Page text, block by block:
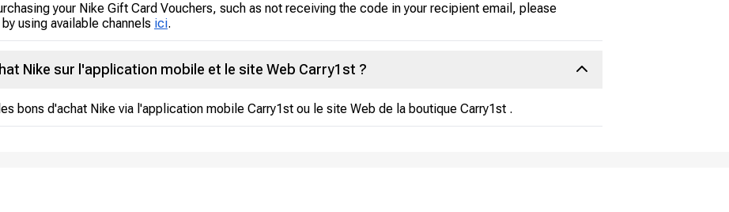
your Nike Gift Card Vouchers, such as not receiving the code in your recipient email, please
using available channels ici.
Nike sur l'application mobile et le site Web Carry1st ?
bons d'achat Nike via l'application mobile Carry1st ou le site Web de la boutique Carry1st .